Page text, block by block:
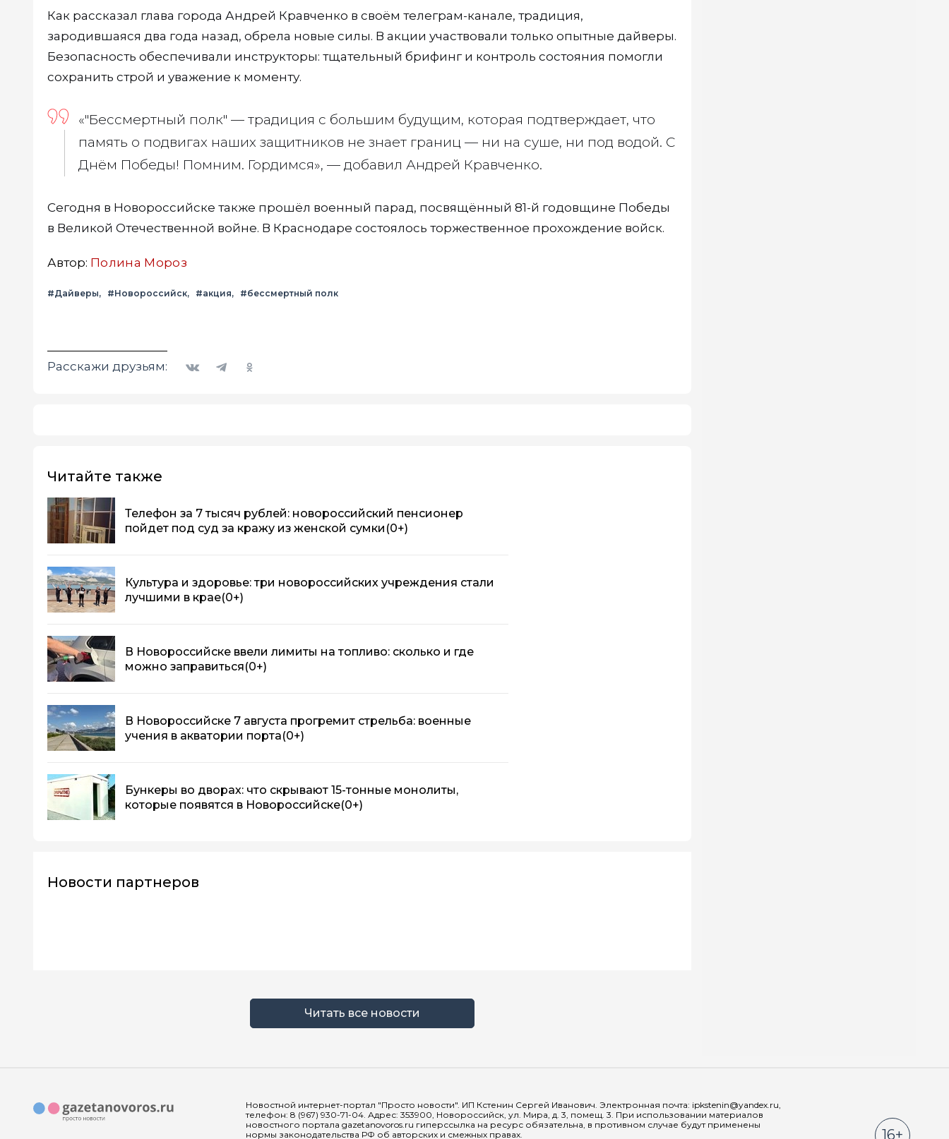
Как рассказал глава города Андрей Кравченко в своём телеграм-канале, традиция,
зародившаяся два года назад, обрела новые силы. В акции участвовали только опытные дайверы.
Безопасность обеспечивали инструкторы: тщательный брифинг и контроль состояния помогли
сохранить строй и уважение к моменту.
«"Бессмертный полк" — традиция с большим будущим, которая подтверждает, что
память о подвигах наших защитников не знает границ — ни на суше, ни под водой. С
Днём Победы! Помним. Гордимся», — добавил Андрей Кравченко.
Сегодня в Новороссийске также прошёл военный парад, посвящённый 81-й годовщине Победы
в Великой Отечественной войне. В Краснодаре состоялось торжественное прохождение войск.
Автор: Полина Мороз
#Дайверы #Новороссийск #акция #бессмертный полк
Расскажи друзьям:
Читайте также
Телефон за 7 тысяч рублей: новороссийский пенсионер
пойдет под суд за кражу из женской сумки (0+)
Культура и здоровье: три новороссийских учреждения стали
лучшими в крае(0+)
В Новороссийске ввели лимиты на топливо: сколько и где
можно заправиться(0+)
В Новороссийске 7 августа прогремит стрельба: военные
учения в акватории порта(0+)
Бункеры во дворах: что скрывают 15-тонные монолиты,
которые появятся в Новороссийске(0+)
Новости партнеров
Читать все новости
Новостной интернет-портал "Просто новости". ИП Кстенин Сергей Иванович. Электронная почта: ipkstenin@yandex.ru,
телефон: 8 (967) 930-71-04. Адрес: 353900, Новороссийск, ул. Мира, д. 3, помещ. 3. При использовании материалов
новостного портала gazetanovoros.ru гиперссылка на ресурс обязательна, в противном случае будут применены
нормы законодательства РФ об авторских и смежных правах.
16+